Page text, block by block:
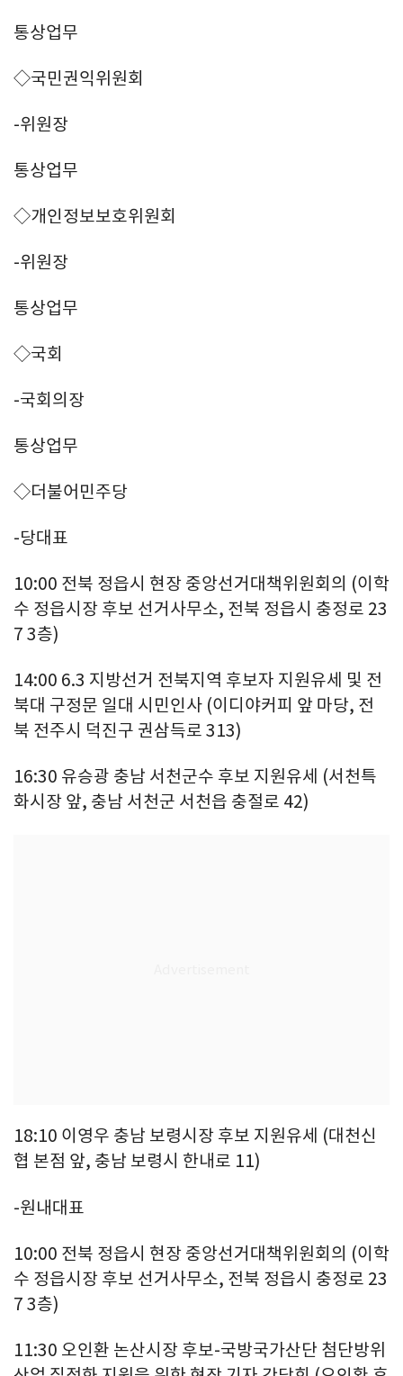
통상업무
◇국민권익위원회
-위원장
통상업무
◇개인정보보호위원회
-위원장
통상업무
◇국회
-국회의장
통상업무
◇더불어민주당
-당대표
10:00 전북 정읍시 현장 중앙선거대책위원회의 (이학
수 정읍시장 후보 선거사무소, 전북 정읍시 충정로 23
7 3층)
14:00 6.3 지방선거 전북지역 후보자 지원유세 및 전
북대 구정문 일대 시민인사 (이디야커피 앞 마당, 전
북 전주시 덕진구 권삼득로 313)
16:30 유승광 충남 서천군수 후보 지원유세 (서천특
화시장 앞, 충남 서천군 서천읍 충절로 42)
18:10 이영우 충남 보령시장 후보 지원유세 (대천신
협 본점 앞, 충남 보령시 한내로 11)
-원내대표
10:00 전북 정읍시 현장 중앙선거대책위원회의 (이학
수 정읍시장 후보 선거사무소, 전북 정읍시 충정로 23
7 3층)
11:30 오인환 논산시장 후보-국방국가산단 첨단방위